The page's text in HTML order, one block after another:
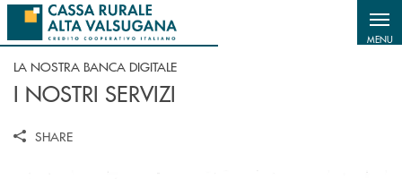
Salta al contenuto principale
MENU
LA NOSTRA BANCA DIGITALE
I NOSTRI SERVIZI
SHARE